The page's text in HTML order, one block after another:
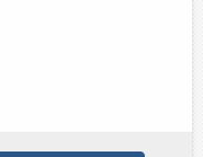
など)
おり、転職だけでなく、
の求人・転職情報を探
募してみてくださいね。